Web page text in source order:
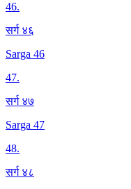
46.
सर्ग ४६
Sarga 46
47.
सर्ग ४७
Sarga 47
48.
सर्ग ४८